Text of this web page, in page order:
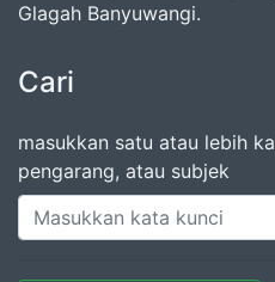
Glagah Banyuwangi.
Cari
masukkan satu atau lebih
pengarang, atau subjek